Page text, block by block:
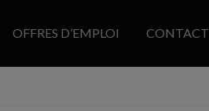
OFFRES D’EMPLOI CONTACT